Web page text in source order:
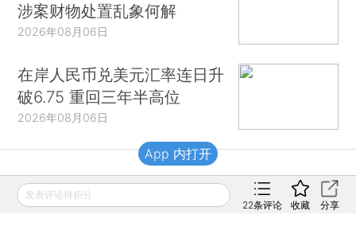
涉案财物处置乱象何解
2026年08月06日
在岸人民币兑美元汇率连日升
破6.75 重回三年半高位
2026年08月06日
财新移动
发表评论得积分
22条评论 收藏 分享
App 内打开